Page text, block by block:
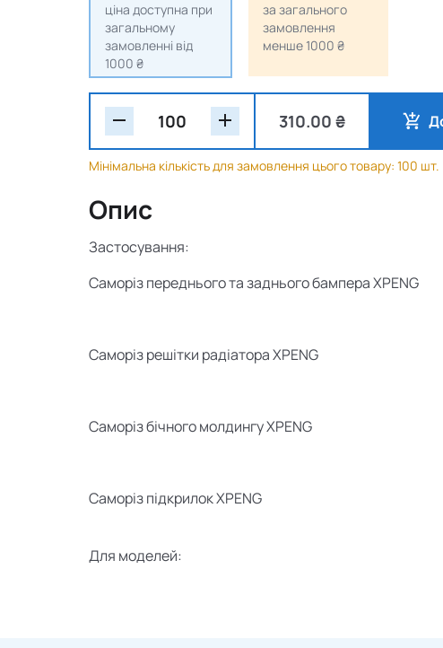
ціна доступна при
загальному
замовленні від
1000 ₴
за загального
замовлення
менше 1000 ₴
310.00 ₴
Мінімальна кількість для замовлення цього товару: 100 шт.
Опис
Застосування:
Саморіз переднього та заднього бампера XPENG
Саморіз решітки радіатора XPENG
Саморіз бічного молдингу XPENG
Саморіз підкрилок XPENG
Для моделей: